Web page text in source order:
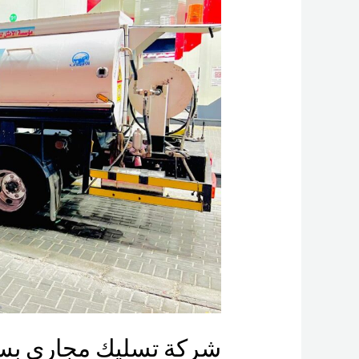
شركة تسليك مجاري
مجاري
بسيهات